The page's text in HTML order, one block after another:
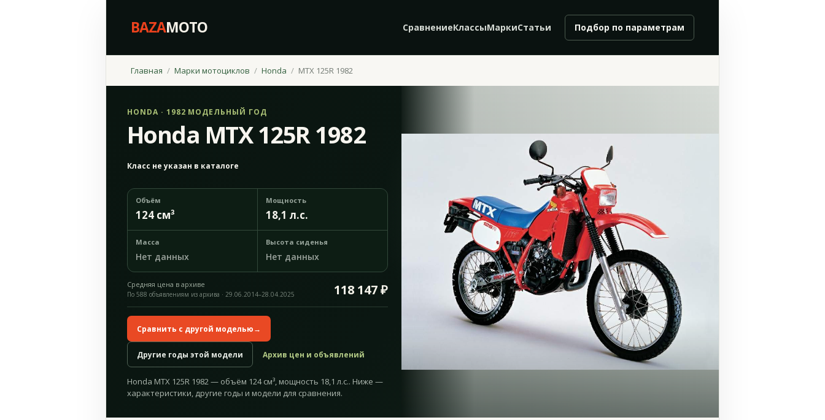
BAZAMOTO СравнениеКлассыМаркиСтатьи Подбор по параметрам
Главная Марки мотоциклов Honda MTX 125R 1982
HONDA · 1982 МОДЕЛЬНЫЙ ГОД
Honda MTX 125R 1982
Класс не указан в каталоге
Объём
124 см³
Мощность
18,1 л.с.
Масса
Нет данных
Высота сиденья
Нет данных
Средняя цена в архиве 118 147 ₽
По 588 объявлениям из архива · 29.06.2014–28.04.2025
Сравнить с другой моделью→
Другие годы этой модели Архив цен и объявлений
Honda MTX 125R 1982 — объём 124 см³, мощность 18,1 л.с.. Ниже —
характеристики, другие годы и модели для сравнения.